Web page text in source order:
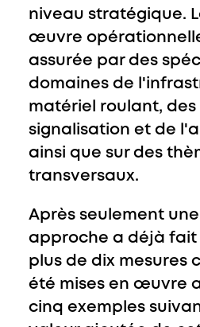
niveau stratégique.
œuvre
assurée par des
domaines de
matériel roulant, des
signalisation et de
ainsi que sur des
transversaux.
Après seulement
approche a déjà fait
plus de dix mesures
été mises en œuvre
cinq exemples